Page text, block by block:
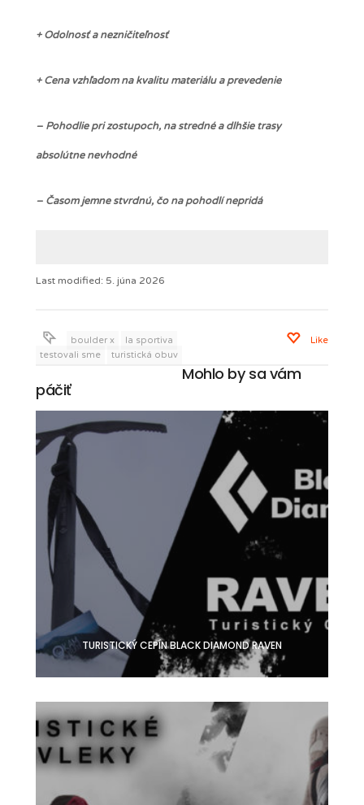
+ Odolnosť a nezničiteľnosť
+ Cena vzhľadom na kvalitu materiálu a prevedenie
– Pohodlie pri zostupoch, na stredné a dlhšie trasy
absolútne nevhodné
– Časom jemne stvrdnú, čo na pohodlí nepridá
Last modified: 5. júna 2026
boulder x
la sportiva
testovali sme
turistická obuv
Like
Mohlo by sa vám
páčiť
TURISTICKÝ CEPÍN BLACK DIAMOND RAVEN